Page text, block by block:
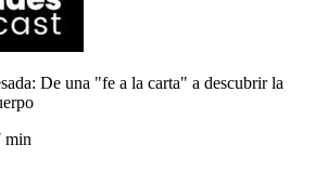
De una "fe a la carta" a descubrir la
min